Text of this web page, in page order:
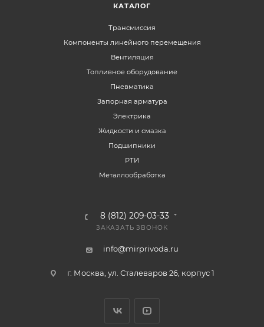
КАТАЛОГ
Трансмиссия
Компоненты линейного перемещения
Вентиляция
Топливное оборудование
Пневматика
Запорная арматура
Электрика
Жидкости и смазка
Подшипники
РТИ
Металлообработка
8 (812) 209-03-33
ЗАКАЗАТЬ ЗВОНОК
info@mirprivoda.ru
г. Москва, ул. Сталеваров 26, корпус 1